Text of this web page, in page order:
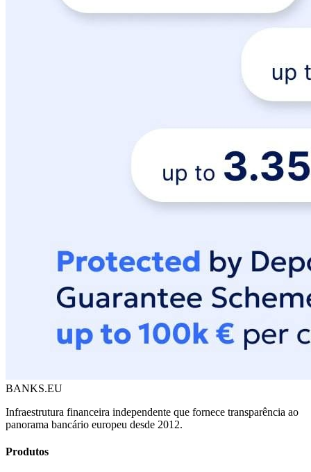
BANKS.EU
Infraestrutura financeira independente que fornece transparência ao
panorama bancário europeu desde 2012.
Produtos